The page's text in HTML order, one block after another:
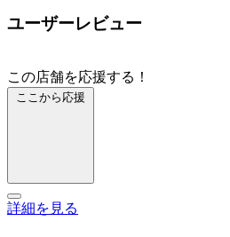
ユーザーレビュー
この店舗を応援する！
ここから応援
詳細を見る